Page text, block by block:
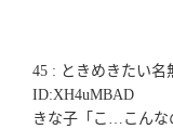
45 : ときめきたい名
ID:XH4uMBAD
きな子「こ…こんな